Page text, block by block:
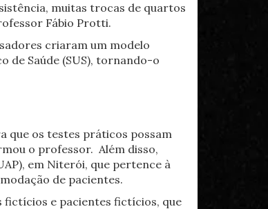
muitas trocas de quartos
Fábio Protti.
criaram um modelo
de Saúde (SUS), tornando-o
que os testes práticos possam
o professor. Além disso,
em Niterói, que pertence à
de pacientes.
fictícios e pacientes fictícios, que